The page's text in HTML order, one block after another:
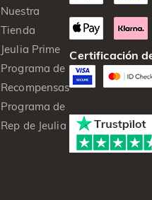
Nuestra
Tienda
Jeulia Prime
Programa de
Recompensas
Programa de
Rep de Jeulia
Certificación